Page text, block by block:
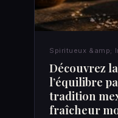
Spiritueux &amp;
Découvrez
l’équilibre
tradition
fraîcheur